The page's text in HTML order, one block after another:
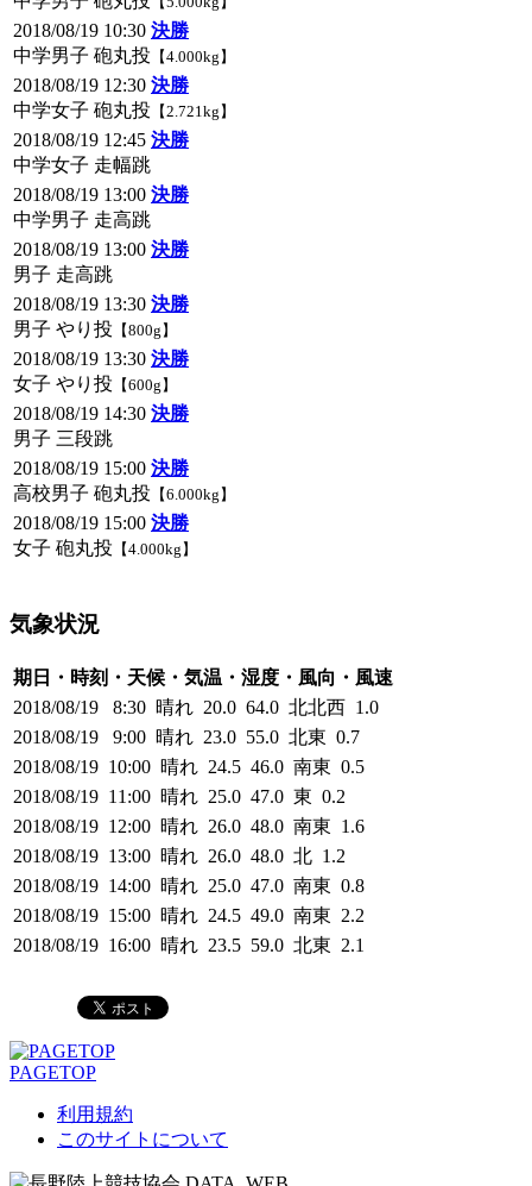
2018/08/19 10:30 決勝
中学男子 砲丸投 【4.000kg】
2018/08/19 12:30 決勝
中学女子 砲丸投 【2.721kg】
2018/08/19 12:45 決勝
中学女子 走幅跳
2018/08/19 13:00 決勝
中学男子 走高跳
2018/08/19 13:00 決勝
男子 走高跳
2018/08/19 13:30 決勝
男子 やり投 【800g】
2018/08/19 13:30 決勝
女子 やり投 【600g】
2018/08/19 14:30 決勝
男子 三段跳
2018/08/19 15:00 決勝
高校男子 砲丸投 【6.000kg】
2018/08/19 15:00 決勝
女子 砲丸投 【4.000kg】
気象状況
期日・時刻・天候・気温・湿度・風向・風速
2018/08/19 8:30 晴れ 20.0 64.0 北北西 1.0
2018/08/19 9:00 晴れ 23.0 55.0 北東 0.7
2018/08/19 10:00 晴れ 24.5 46.0 南東 0.5
2018/08/19 11:00 晴れ 25.0 47.0 東 0.2
2018/08/19 12:00 晴れ 26.0 48.0 南東 1.6
2018/08/19 13:00 晴れ 26.0 48.0 北 1.2
2018/08/19 14:00 晴れ 25.0 47.0 南東 0.8
2018/08/19 15:00 晴れ 24.5 49.0 南東 2.2
2018/08/19 16:00 晴れ 23.5 59.0 北東 2.1
PAGETOP
利用規約
このサイトについて